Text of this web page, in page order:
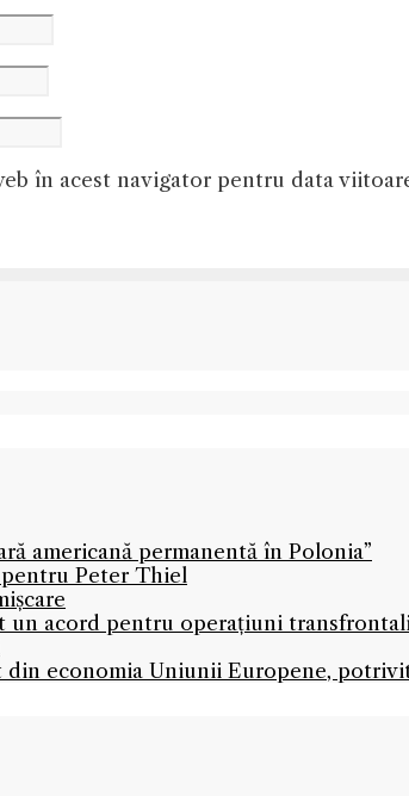
în acest navigator pentru data
americană permanentă în Polonia”
Peter Thiel
un acord pentru operațiuni
din economia Uniunii Europene,